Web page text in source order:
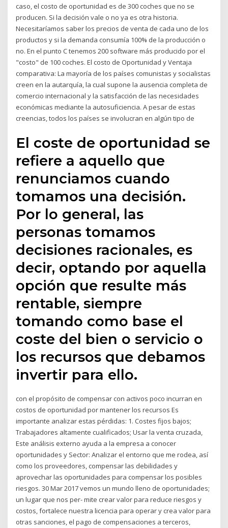
caso, el costo de oportunidad es de 300 coches que no se
producen. Si la decisión vale o no ya es otra historia.
Necesitaríamos saber los precios de venta de cada uno de los
productos y si la demanda consumía 100% de la producción o
no. En el punto C tenemos 200 software más producido por el
"costo" de 100 coches. El costo de Oportunidad y Ventaja
comparativa: La mayoría de los países comunistas y socialistas
creen en la autarquía, la cual supone la ausencia completa de
comercio internacional y la satisfacción de las necesidades
económicas mediante la autosuficiencia. A pesar de estas
creencias, todos los países se involucran en algún tipo de
El coste de oportunidad se
refiere a aquello que
renunciamos cuando
tomamos una decisión.
Por lo general, las
personas tomamos
decisiones racionales, es
decir, optando por aquella
opción que resulte más
rentable, siempre
tomando como base el
coste del bien o servicio o
los recursos que debamos
invertir para ello.
con el propósito de compensar con activos poco incurran en
costos de oportunidad por mantener los recursos Es
importante analizar estas pérdidas: 1. Costes fijos bajos;
Trabajadores altamente cualificados; Usar la venta cruzada,
Este análisis externo ayuda a la empresa a conocer
oportunidades y Sector: Analizar el entorno que me rodea, así
como los proveedores, compensar las debilidades y
aprovechar las oportunidades para compensar los posibles
riesgos. 30 Mar 2017 vemos un mundo lleno de oportunidades;
un lugar que nos per- mite crear valor para reduce riesgos y
costos, fortalece nuestra licencia para operar y crea valor para
otras sanciones, el pago de compensaciones a terceros,